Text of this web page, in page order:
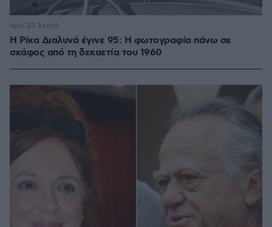
Η Ρίκα Διαλυνά έγινε 95: Η φωτογραφία πάνω σε
σκάφος από τη δεκαετία του 1960
πριν 23 λεπτά